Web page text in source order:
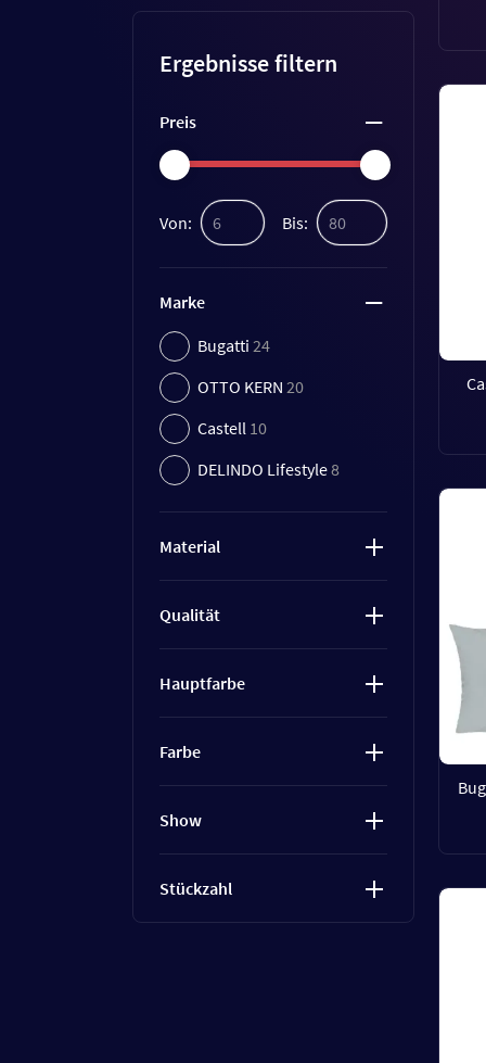
Ergebnisse filtern
Preis
Von: Bis:
Marke
Bugatti 24
OTTO KERN 20
Castell 10
DELINDO Lifestyle8
Material
Qualität
Hauptfarbe
Farbe
Show
Stückzahl